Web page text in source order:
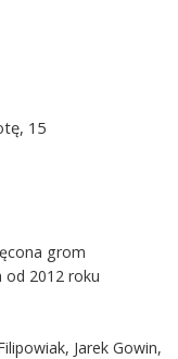
15
grom
od 2012 roku
Jarek Gowin,